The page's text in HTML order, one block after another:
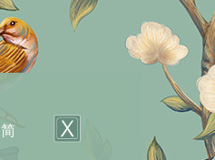
简